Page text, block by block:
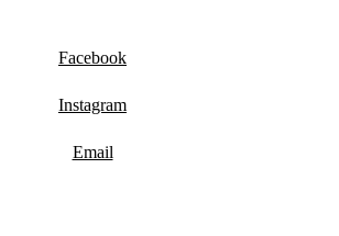
Facebook
Instagram
Email